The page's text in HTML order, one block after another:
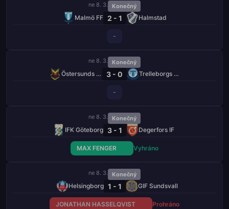
ne 8. 3. Konečný
Malmö FF 2 - 1 Halmstad
-
ne 8. 3. Konečný
Östersunds FK 3 - 0 Trelleborgs FF
-
ne 8. 3. Konečný
IFK Göteborg 3 - 1 Degerfors IF
MAX FENGER Vyhráno
ne 8. 3. Konečný
Helsingborg 1 - 1 GIF Sundsvall
JONATHAN HASSELQVIST Prohráno